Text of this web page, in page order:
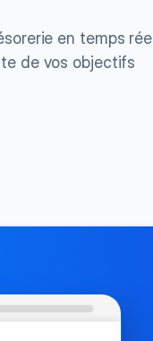
en temps réel
de vos objectifs